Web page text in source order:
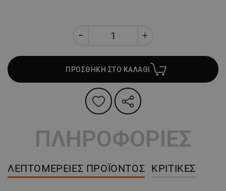
ΠΡΟΣΘΗΚΗ ΣΤΟ ΚΑΛΑΘΙ
ΠΛΗΡΟΦΟΡΙΕΣ
ΛΕΠΤΟΜΈΡΕΙΕΣ ΠΡΟΪΌΝΤΟΣ ΚΡΙΤΙΚΈΣ